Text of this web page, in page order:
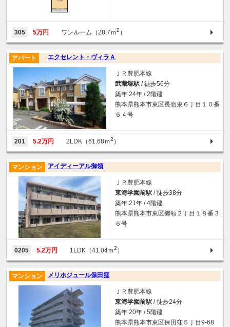
305 5万円 ワンルーム（28.7ｍ2 ）
エクセレント・ヴィラＡ
アパート
ＪＲ豊肥本線
武蔵塚駅 / 徒歩56分
築年 24年 / 2階建
熊本県熊本市東区長嶺東６丁目１０番
６４号
201 5.2万円 2LDK（61.68ｍ2 ）
アイディーアル御領
マンション
ＪＲ豊肥本線
東海学園前駅 / 徒歩38分
築年 21年 / 4階建
熊本県熊本市東区御領２丁目１８番３
６号
0205 5.2万円 1LDK（41.04ｍ2 ）
メリホジュール保田窪
マンション
ＪＲ豊肥本線
東海学園前駅 / 徒歩24分
築年 20年 / 5階建
熊本県熊本市東区保田窪５丁目9-68